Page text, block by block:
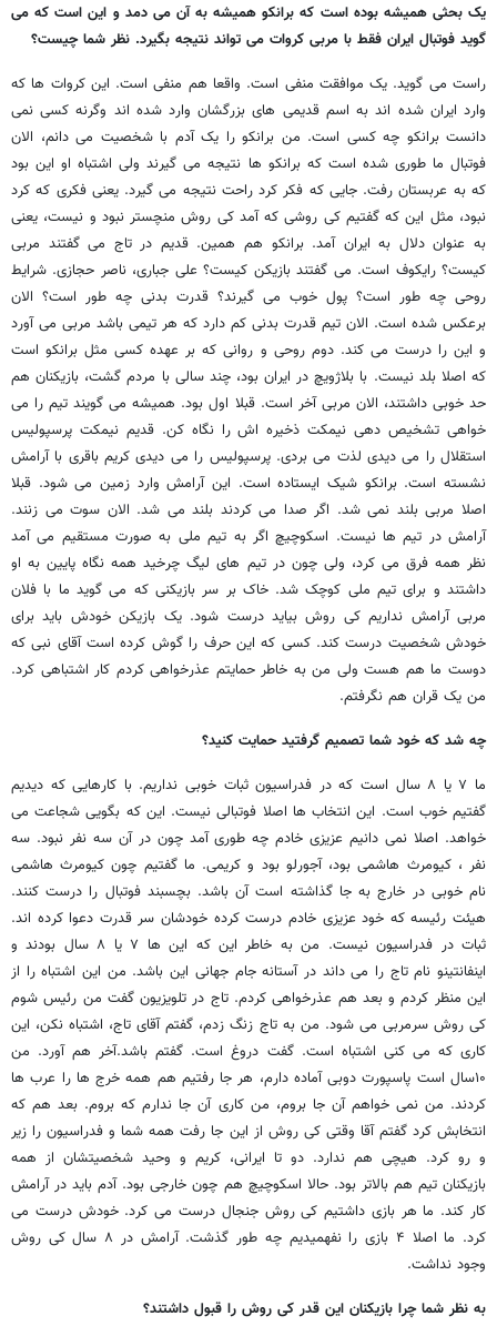
یک بحثی همیشه بوده است که برانکو همیشه به آن می دمد و این است که می
گوید فوتبال ایران فقط با مربی کروات می تواند نتیجه بگیرد. نظر شما چیست؟
راست می گوید. یک موافقت منفی است. واقعا هم منفی است. این کروات ها که
وارد ایران شده اند به اسم قدیمی های بزرگشان وارد شده اند وگرنه کسی نمی
دانست برانکو چه کسی است. من برانکو را یک آدم با شخصیت می دانم، الان
فوتبال ما طوری شده است که برانکو ها نتیجه می گیرند ولی اشتباه او این بود
که به عربستان رفت. جایی که فکر کرد راحت نتیجه می گیرد. یعنی فکری که کرد
نبود، مثل این که گفتیم کی روشی که آمد کی روش منچستر نبود و نیست، یعنی
به عنوان دلال به ایران آمد. برانکو هم همین. قدیم در تاج می گفتند مربی
کیست؟ رایکوف است. می گفتند بازیکن کیست؟ علی جباری، ناصر حجازی. شرایط
روحی چه طور است؟ پول خوب می گیرند؟ قدرت بدنی چه طور است؟ الان
برعکس شده است. الان تیم قدرت بدنی کم دارد که هر تیمی باشد مربی می آورد
و این را درست می کند. دوم روحی و روانی که بر عهده کسی مثل برانکو است
که اصلا بلد نیست. با بلاژویچ در ایران بود، چند سالی با مردم گشت، بازیکنان هم
حد خوبی داشتند، الان مربی آخر است. قبلا اول بود. همیشه می گویند تیم را می
خواهی تشخیص دهی نیمکت ذخیره اش را نگاه کن. قدیم نیمکت پرسپولیس
استقلال را می دیدی لذت می بردی. پرسپولیس را می دیدی کریم باقری با آرامش
نشسته است. برانکو شیک ایستاده است. این آرامش وارد زمین می شود. قبلا
اصلا مربی بلند نمی شد. اگر صدا می کردند بلند می شد. الان سوت می زنند.
آرامش در تیم ها نیست. اسکوچیچ اگر به تیم ملی به صورت مستقیم می آمد
نظر همه فرق می کرد، ولی چون در تیم های لیگ چرخید همه نگاه پایین به او
داشتند و برای تیم ملی کوچک شد. خاک بر سر بازیکنی که می گوید ما با فلان
مربی آرامش نداریم کی روش بیاید درست شود. یک بازیکن خودش باید برای
خودش شخصیت درست کند. کسی که این حرف را گوش کرده است آقای نبی که
دوست ما هم هست ولی من به خاطر حمایتم عذرخواهی کردم کار اشتباهی کرد.
من یک قران هم نگرفتم.
چه شد که خود شما تصمیم گرفتید حمایت کنید؟
ما ۷ یا ۸ سال است که در فدراسیون ثبات خوبی نداریم. با کارهایی که دیدیم
گفتیم خوب است. این انتخاب ها اصلا فوتبالی نیست. این که بگویی شجاعت می
خواهد. اصلا نمی دانیم عزیزی خادم چه طوری آمد چون در آن سه نفر نبود. سه
نفر ، کیومرث هاشمی بود، آجورلو بود و کریمی. ما گفتیم چون کیومرث هاشمی
نام خوبی در خارج به جا گذاشته است آن باشد. بچسبند فوتبال را درست کنند.
هیئت رئیسه که خود عزیزی خادم درست کرده خودشان سر قدرت دعوا کرده اند.
ثبات در فدراسیون نیست. من به خاطر این که این ها ۷ یا ۸ سال بودند و
اینفانتینو نام تاج را می داند در آستانه جام جهانی این باشد. من این اشتباه را از
این منظر کردم و بعد هم عذرخواهی کردم. تاج در تلویزیون گفت من رئیس شوم
کی روش سرمربی می شود. من به تاج زنگ زدم، گفتم آقای تاج، اشتباه نکن، این
کاری که می کنی اشتباه است. گفت دروغ است. گفتم باشد.آخر هم آورد. من
۱۰سال است پاسپورت دوبی آماده دارم، هر جا رفتیم هم همه خرج ها را عرب ها
کردند. من نمی خواهم آن جا بروم، من کاری آن جا ندارم که بروم. بعد هم که
انتخابش کرد گفتم آقا وقتی کی روش از این جا رفت همه شما و فدراسیون را زیر
و رو کرد. هیچی هم ندارد. دو تا ایرانی، کریم و وحید شخصیتشان از همه
بازیکنان تیم هم بالاتر بود. حالا اسکوچیچ هم چون خارجی بود. آدم باید در آرامش
کار کند. ما هر بازی داشتیم کی روش جنجال درست می کرد. خودش درست می
کرد. ما اصلا ۴ بازی را نفهمیدیم چه طور گذشت. آرامش در ۸ سال کی روش
وجود نداشت.
به نظر شما چرا بازیکنان این قدر کی روش را قبول داشتند؟